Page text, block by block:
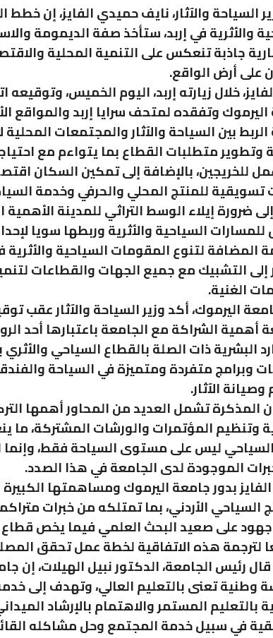
السياحة والآثار، نايف حميدي الفايز، إن خطط
والأثرية في إربد، ستأخذ صفة الديمومة
جاذبة تنعكس على التنمية المحلية
على أرض الواقع.
خلال زيارته إربد، اليوم الخميس،
وتفقده لمتحف سرايا إربد والمواقع
بين السياحة والآثار والمجتمعات
وتطوير متطلبات القطاع بما يتواءم مع
للخريجين، بالإضافة إلى تمكين السكان
للمنتج المحلي والحرفي وخدمة
ضرورة إيلاء الوسط التراثي للمدينة
للمسارات السياحية والأثرية وربطها سويا
المضافة لتنوع المقومات السياحية والأثرية
التشبيك مع جميع الجهات والقطاعات
الغنية.
اليرموك، أكد وزير السياحة والآثار عقب
أهمية الشراكة مع الجامعة باعتبارها أحد
البشرية ذات الصلة بالقطاع السياحي
وبرامج متفردة ومتميزة في السياحة
الآثار.
المذكرة تشمل العديد من المحاور أهمها
وتنظيم المؤتمرات والورشات المشتركة، ما
ليس على مستوى السياحة فقط، وإنما
الموجودة لدى الجامعة في هذا الصدد.
بدور جامعة اليرموك ومساهمتها الكبيرة
السياحي الأردني، بما تمتلكه من خبرات
على صعيد البحث العلمي فيما يخص قطاع
لترجمة هذه الاتفاقية لخطة عمل تحقق
قال رئيس الجامعة، الدكتور نبيل الهيلات، إن
تعنى بالتعليم العالي، وتهدف إلى
بالتعليم المستمر والاهتمام بالإرشاد
في سبيل خدمة المجتمع وحل مشاكله